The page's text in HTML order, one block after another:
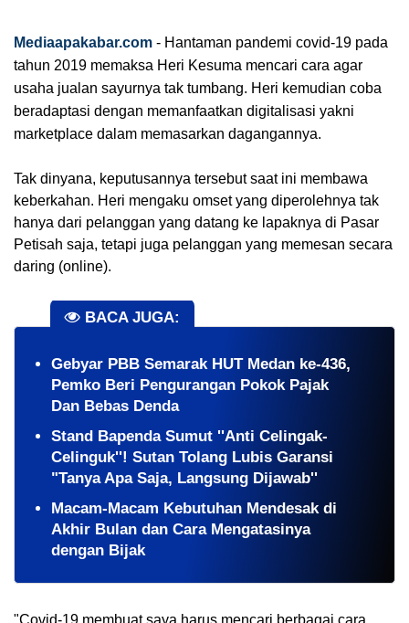
Mediaapakabar.com - Hantaman pandemi covid-19 pada
tahun 2019 memaksa Heri Kesuma mencari cara agar
usaha jualan sayurnya tak tumbang. Heri kemudian coba
beradaptasi dengan memanfaatkan digitalisasi yakni
marketplace dalam memasarkan dagangannya.
Tak dinyana, keputusannya tersebut saat ini membawa
keberkahan. Heri mengaku omset yang diperolehnya tak
hanya dari pelanggan yang datang ke lapaknya di Pasar
Petisah saja, tetapi juga pelanggan yang memesan secara
daring (online).
BACA JUGA:
Gebyar PBB Semarak HUT Medan ke-436,
Pemko Beri Pengurangan Pokok Pajak
Dan Bebas Denda
Stand Bapenda Sumut ''Anti Celingak-
Celinguk''! Sutan Tolang Lubis Garansi
"Tanya Apa Saja, Langsung Dijawab''
Macam-Macam Kebutuhan Mendesak di
Akhir Bulan dan Cara Mengatasinya
dengan Bijak
"Covid-19 membuat saya harus mencari berbagai cara